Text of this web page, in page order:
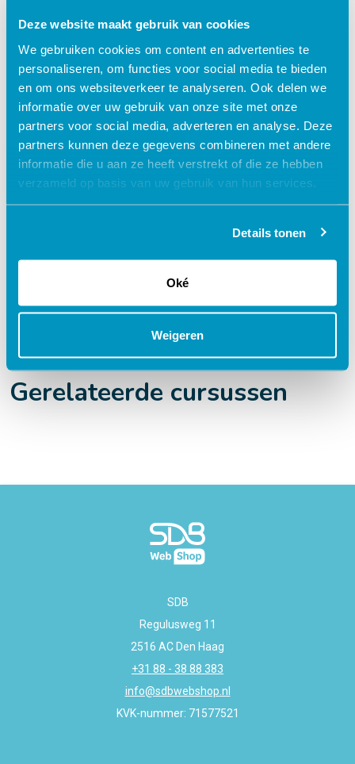
Deze website maakt gebruik van cookies
We gebruiken cookies om content en advertenties te
personaliseren, om functies voor social media te bieden
en om ons websiteverkeer te analyseren. Ook delen we
informatie over uw gebruik van onze site met onze
partners voor social media, adverteren en analyse. Deze
partners kunnen deze gegevens combineren met andere
informatie die u aan ze heeft verstrekt of die ze hebben
verzameld op basis van uw gebruik van hun services.
Details tonen
Oké
Weigeren
Waarom kiezen voor deze
e-learning?
Flexibel – leer op je eigen manier en tempo
Praktijkgericht – ontwikkeld samen met
zorgprofessionals
Gerelateerde cursussen
SDB
Regulusweg 11
2516 AC Den Haag
+31 88 - 38 88 383
info@sdbwebshop.nl
KVK-nummer: 71577521